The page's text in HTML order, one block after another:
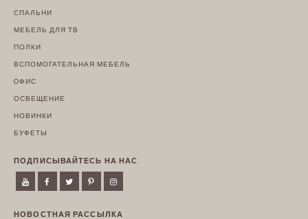
СПАЛЬНИ
МЕБЕЛЬ ДЛЯ ТВ
ПОЛКИ
ВСПОМОГАТЕЛЬНАЯ МЕБЕЛЬ
OФИС
ОСВЕЩЕНИЕ
НОВИНКИ
БУФЕТЫ
ПОДПИСЫВАЙТЕСЬ НА НАС
НОВОСТНАЯ РАССЫЛКА